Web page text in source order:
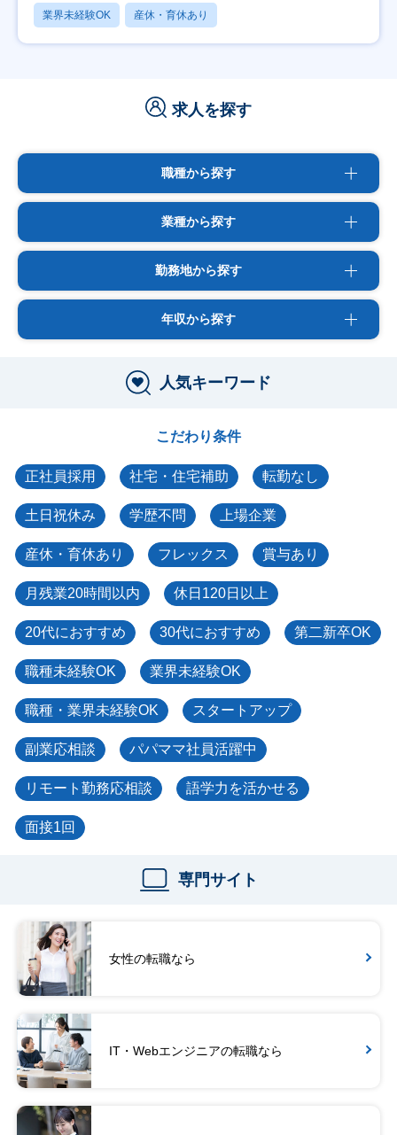
業界未経験OK 産休・育休あり
求人を探す
職種から探す
業種から探す
勤務地から探す
年収から探す
人気キーワード
こだわり条件
正社員採用 社宅・住宅補助 転勤なし
土日祝休み 学歴不問 上場企業
産休・育休あり フレックス 賞与あり
月残業20時間以内 休日120日以上
20代におすすめ 30代におすすめ 第二新卒OK
職種未経験OK 業界未経験OK
職種・業界未経験OK スタートアップ
副業応相談 パパママ社員活躍中
リモート勤務応相談 語学力を活かせる
面接1回
専門サイト
女性の転職なら
IT・Webエンジニアの転職なら